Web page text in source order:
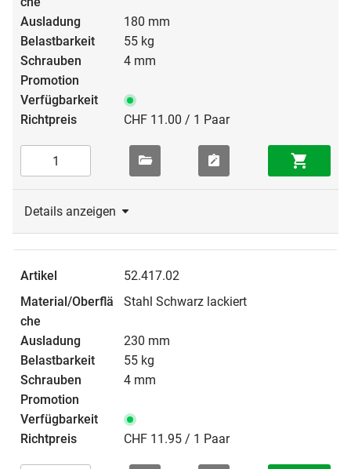
180 mm
55 kg
4 mm
CHF 11.00 / 1 Paar
Details anzeigen
52.417.02
Stahl Schwarz lackiert
230 mm
55 kg
4 mm
CHF 11.95 / 1 Paar